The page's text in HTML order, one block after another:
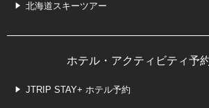
北海道スキーツアー
ホテル・アクティビティ予
JTRIP STAY+ ホテル予約